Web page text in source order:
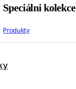
Speciálni kolekce
Produkty